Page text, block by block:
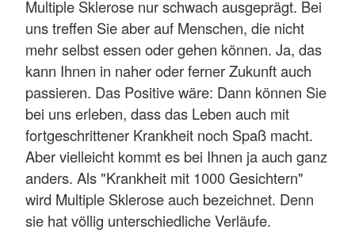
Multiple Sklerose nur schwach ausgeprägt. Bei
uns treffen Sie aber auf Menschen, die nicht
mehr selbst essen oder gehen können. Ja, das
kann Ihnen in naher oder ferner Zukunft auch
passieren. Das Positive wäre: Dann können Sie
bei uns erleben, dass das Leben auch mit
fortgeschrittener Krankheit noch Spaß macht.
Aber vielleicht kommt es bei Ihnen ja auch ganz
anders. Als "Krankheit mit 1000 Gesichtern"
wird Multiple Sklerose auch bezeichnet. Denn
sie hat völlig unterschiedliche Verläufe.